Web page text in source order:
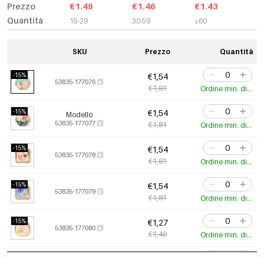
Prezzo
Quantità
€1.49
15-29
€1.46
30-59
€1.43
≥60
SKU Prezzo Quantità
-15%
53835-177076
€1,54
€1,81 Ordine min. di 3 pz.
-15% Modello
53835-177077
€1,54
€1,81 Ordine min. di 3 pz.
-15%
53835-177078
€1,54
€1,81 Ordine min. di 3 pz.
-15%
53835-177079
€1,54
€1,81 Ordine min. di 3 pz.
-15%
53835-177080
€1,27
€1,49 Ordine min. di 3 pz.